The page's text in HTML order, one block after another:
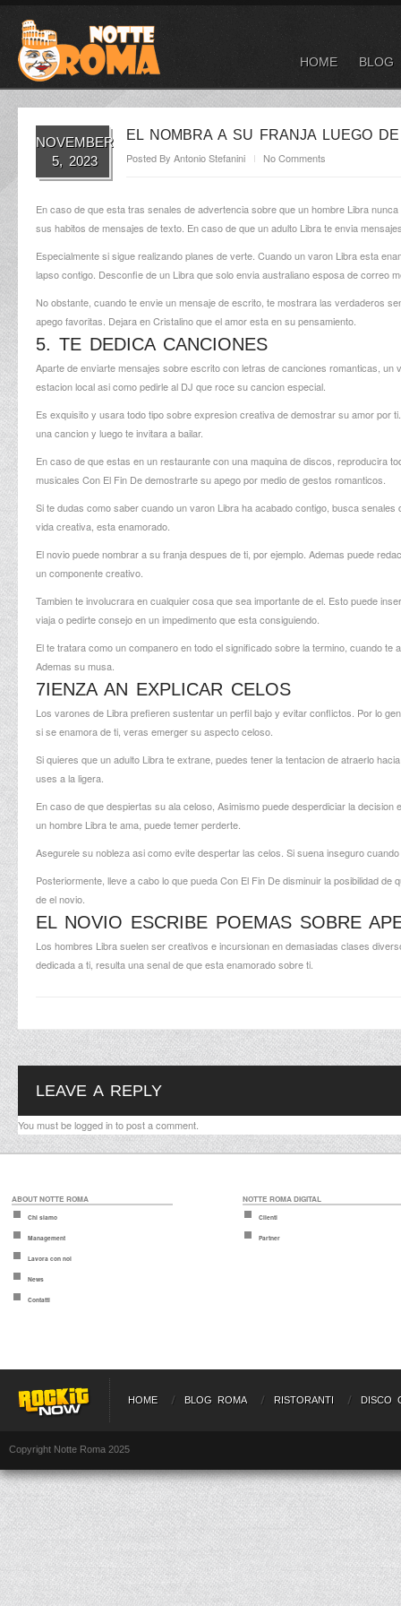
HOME BLOG
NOVEMBER
5, 2023
EL NOMBRA A SU FRANJA LUEGO
Posted By Antonio Stefanini No Comments
En caso de que esta tras senales de advertencia sobre que un hombre Libra
sus habitos de mensajes de texto. En caso de que un adulto Libra te envia
Especialmente si sigue realizando planes de verte. Cuando un varon Libra esta
lapso contigo. Desconfie de un Libra que solo enviaaustraliano esposa de correo
No obstante, cuando te envie un mensaje de escrito, te mostrara las verdaderos
apego favoritas. Dejara en Cristalino que el amor esta en su pensamiento.
5. TE DEDICA CANCIONES
Aparte de enviarte mensajes sobre escrito con letras de canciones romanticas,
estacion local asi­ como pedirle al DJ que roce su cancion especial.
Es exquisito y usara todo tipo sobre expresion creativa de demostrar su amor
una cancion y luego te invitara a bailar.
En caso de que estas en un restaurante con una maquina de discos, reproducira
musicales Con El Fin De demostrarte su apego por medio de gestos romanticos.
Si te dudas como saber cuando un varon Libra ha acabado contigo, busca
vida creativa, esta enamorado.
El novio puede nombrar a su franja despues de ti, por ejemplo. Ademas puede
un componente creativo.
Tambien te involucrara en cualquier cosa que sea importante de el. Esto puede
viaja o pedirte consejo en un impedimento que esta consiguiendo.
El te tratara como un companero en todo el significado sobre la termino, cuando
Ademas su musa.
7IENZA AN EXPLICAR CELOS
Los varones de Libra prefieren sustentar un perfil bajo y evitar conflictos. Por lo
si se enamora de ti, veras emerger su aspecto celoso.
Si quieres que un adulto Libra te extrane, puedes tener la tentacion de atraerlo
uses a la ligera.
En caso de que despiertas su ala celoso, Asimismo puede desperdiciar la
un hombre Libra te ama, puede temer perderte.
Asegurele su nobleza asi­ como evite despertar las celos. Si suena inseguro
Posteriormente, lleve a cabo lo que pueda Con El Fin De disminuir la posibilidad
de el novio.
EL NOVIO ESCRIBE POEMAS SOBRE
Los hombres Libra suelen ser creativos e incursionan en demasiadas clases
dedicada a ti, resulta una senal de que esta enamorado sobre ti.
LEAVE A REPLY
You must belogged into post a comment.
ABOUT NOTTE ROMA
Chi siamo
Management
Lavora con noi
News
Contatti
NOTTE ROMA DIGITAL
Clienti
Partner
HOME BLOG ROMA RISTORANTI DISCO
Copyright Notte Roma 2025